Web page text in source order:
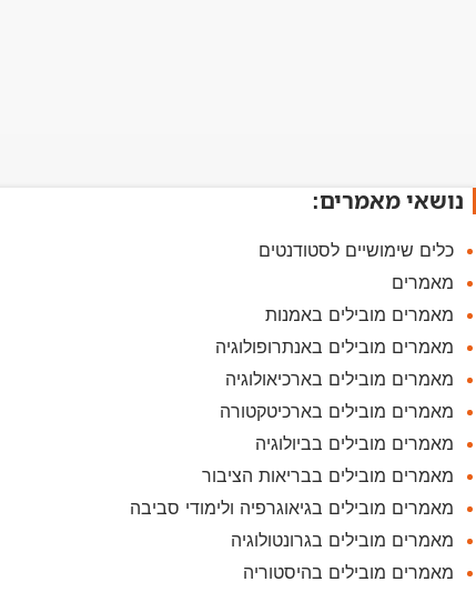
נושאי מאמרים:
כלים שימושיים לסטודנטים
מאמרים
מאמרים מובילים באמנות
מאמרים מובילים באנתרופולוגיה
מאמרים מובילים בארכיאולוגיה
מאמרים מובילים בארכיטקטורה
מאמרים מובילים בביולוגיה
מאמרים מובילים בבריאות הציבור
מאמרים מובילים בגיאוגרפיה ולימודי סביבה
מאמרים מובילים בגרונטולוגיה
מאמרים מובילים בהיסטוריה